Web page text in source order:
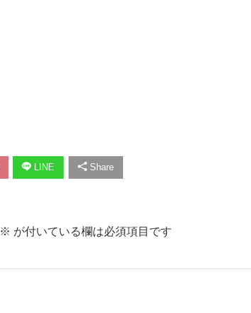
LINE Share
※ が付いている欄は必須項目です